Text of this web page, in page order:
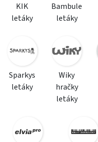
KIK
letáky
Bambule
letáky
Sparkys
letáky
Wiky
hračky
letáky